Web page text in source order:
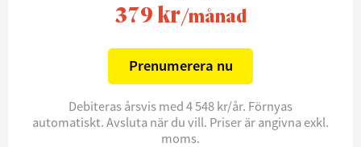
379 kr/månad
Prenumerera nu
Debiteras årsvis med 4 548 kr/år. Förnyas
automatiskt. Avsluta när du vill. Priser är angivna exkl.
moms.